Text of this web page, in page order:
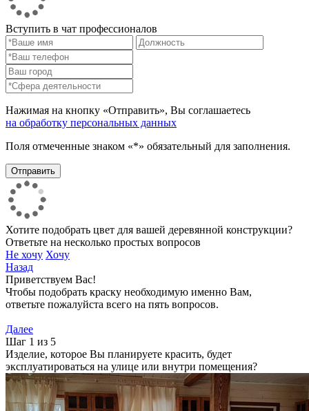
Вступить в чат профессионалов
Нажимая на кнопку «Отправить», Вы соглашаетесь
на обработку персональных данных
Поля отмеченные знаком «*» обязательный для заполнения.
Хотите подобрать цвет для вашей деревянной конструкции?
Ответьте на несколько простых вопросов
Не хочу Хочу
Назад
Приветствуем Вас!
Чтобы подобрать краску необходимую именно Вам,
ответьте пожалуйста всего на пять вопросов.
Далее
Шаг 1 из 5
Изделие, которое Вы планируете красить, будет
эксплуатироваться на улице или внутри помещения?